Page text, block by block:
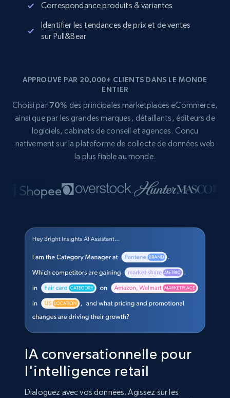
Correspondance produits & variantes
Identifier les tendances de prix et de ventes
sur Pull&Bear
APPROUVÉ PAR 20,000+ CLIENTS DANS LE MONDE
ENTIER
Choisi par 70% des principales marketplaces eCommerce,
ainsi que par les grandes marques, détaillants, éditeurs de
logiciels, cabinets de conseil et agences. Conçu
nativement sur la plateforme de collecte de données web
la plus fiable au monde.
IA conversationnelle pour
l'intelligence retail
Dialoguez avec vos données. Agissez sur les